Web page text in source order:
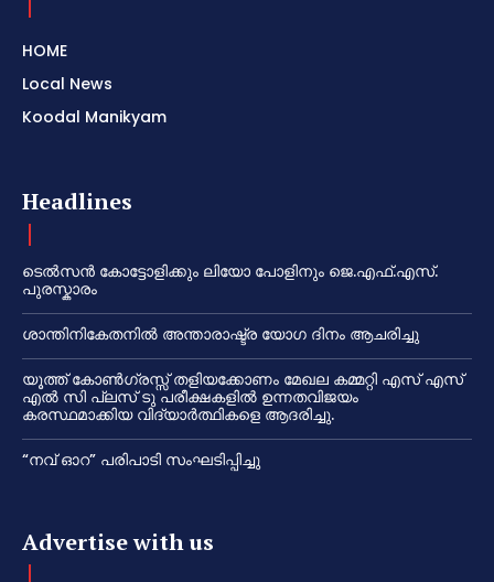
HOME
Local News
Koodal Manikyam
Headlines
ടെൽസൻ കോട്ടോളിക്കും ലിയോ പോളിനും ജെ.എഫ്.എസ്.
പുരസ്കാരം
ശാന്തിനികേതനിൽ അന്താരാഷ്ട്ര യോഗ ദിനം ആചരിച്ചു
യൂത്ത് കോൺഗ്രസ്സ് തളിയക്കോണം മേഖല കമ്മറ്റി എസ് എസ്
എൽ സി പ്ലസ് ടു പരീക്ഷകളിൽ ഉന്നതവിജയം
കരസ്ഥമാക്കിയ വിദ്യാർത്ഥികളെ ആദരിച്ചു.
“നവ് ഓറ” പരിപാടി സംഘടിപ്പിച്ചു
Advertise with us